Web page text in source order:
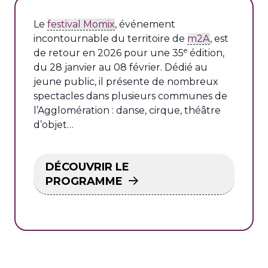
Le festival Momix, événement
incontournable du territoire de m2A, est
de retour en 2026 pour une 35e édition,
du 28 janvier au 08 février. Dédié au
jeune public, il présente de nombreux
spectacles dans plusieurs communes de
l’Agglomération : danse, cirque, théâtre
d’objet…
DÉCOUVRIR LE
PROGRAMME